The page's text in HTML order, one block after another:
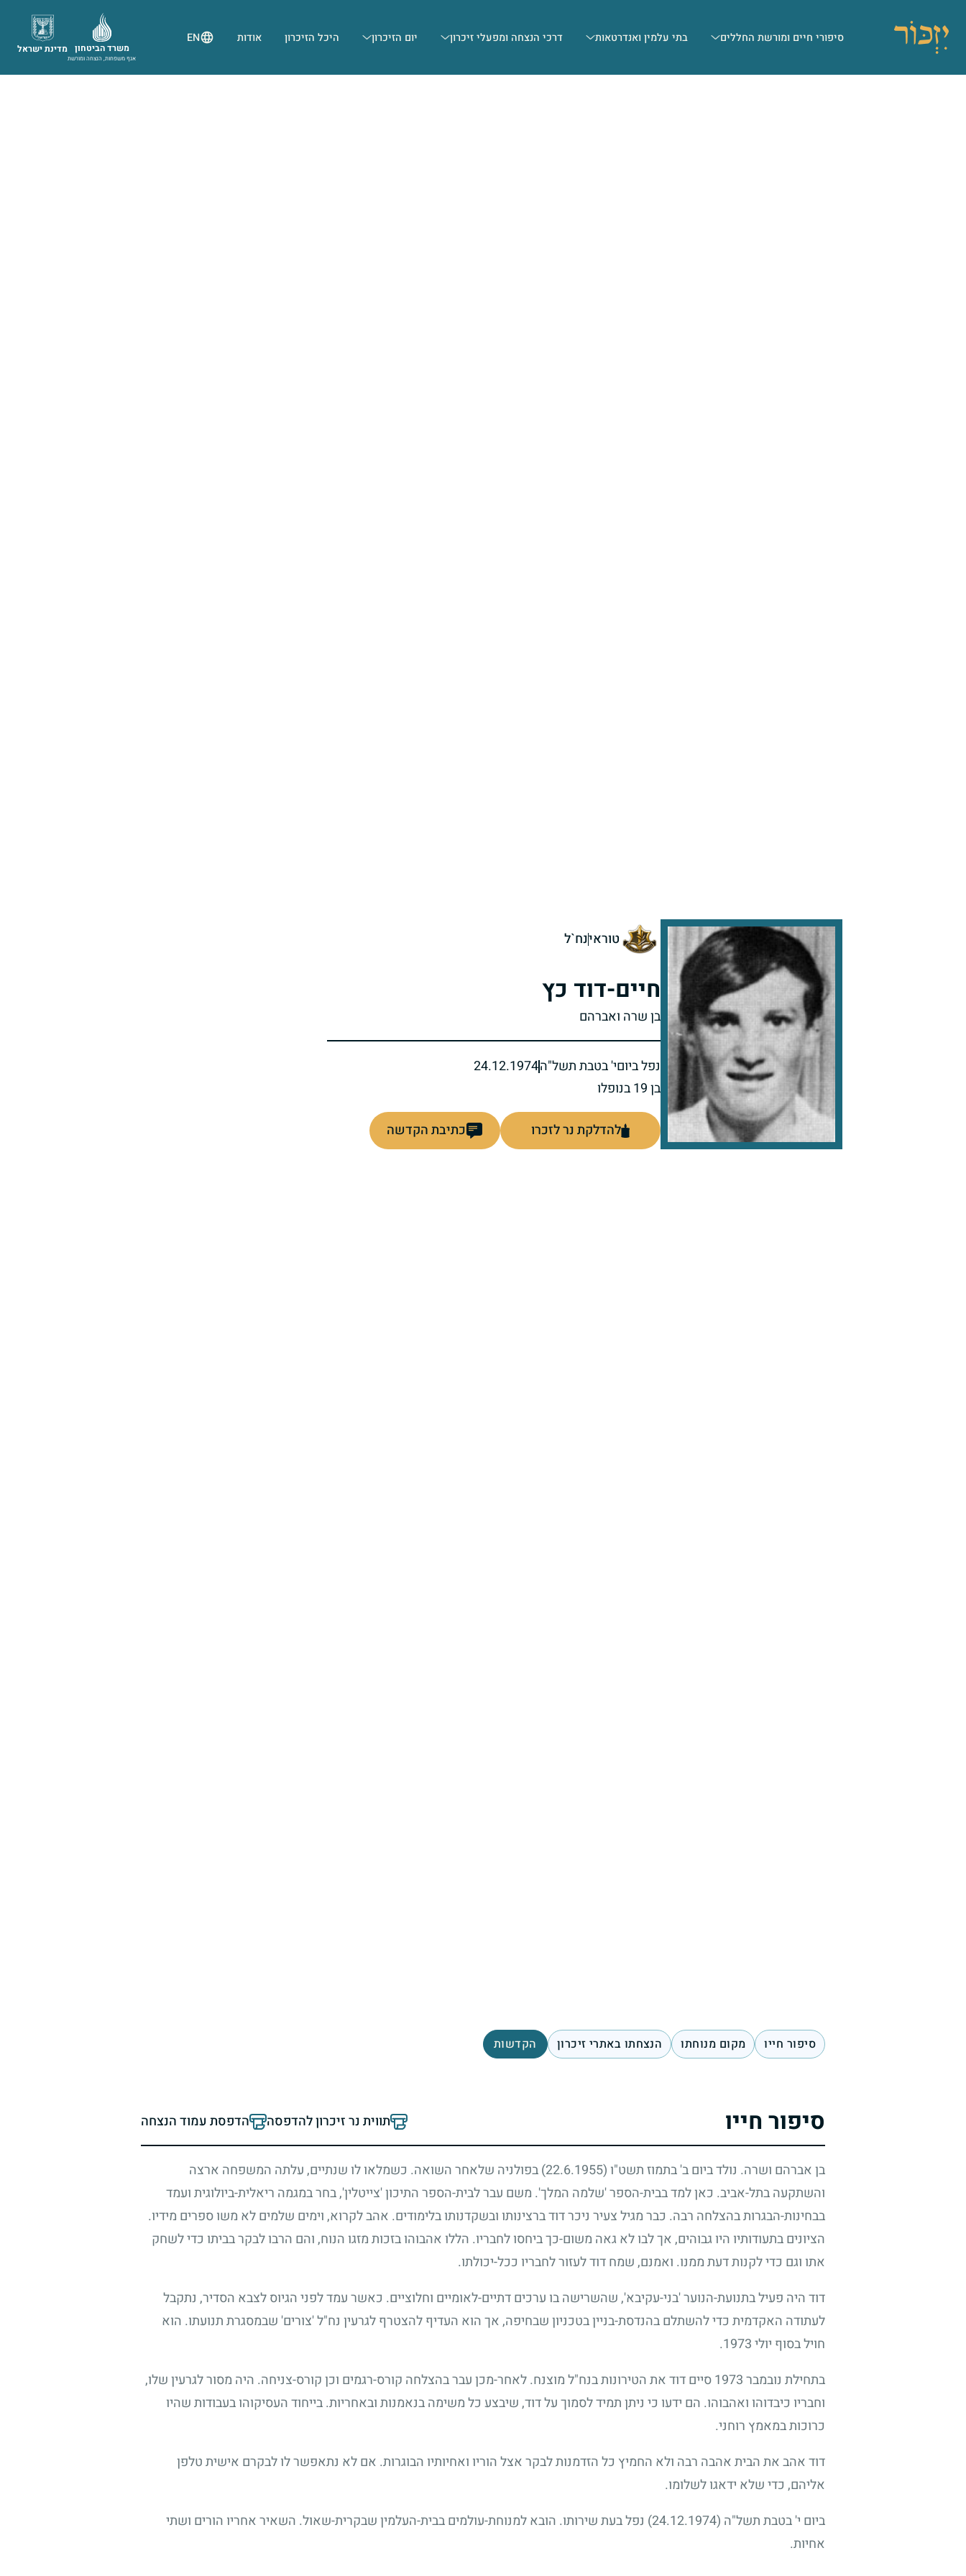
סיפורי חיים ומורשת החללים בתי עלמין ואנדרטאות דרכי הנצחה ומפעלי זיכרון יום הזיכרון היכל הזיכרון אודות EN
מדינת ישראל משרד הביטחון
אגף משפחות, הנצחה ומורשת
טוראינח`ל
חיים-דוד כץ
בן שרה ואברהם
נפל ביוםי' בטבת תשל"ה24.12.1974
בן 19 בנופלו
להדלקת נר לזכרו כתיבת הקדשה
סיפור חייו מקום מנוחתו הנצחתו באתרי זיכרון הקדשות
סיפור חייו תווית נר זיכרון להדפסה הדפסת עמוד הנצחה
בן אברהם ושרה. נולד ביום ב' בתמוז תשט"ו (22.6.1955)
בפולניה שלאחר השואה. כשמלאו לו שנתיים, עלתה המשפחה ארצה
והשתקעה בתל-אביב. כאן למד בבית-הספר 'שלמה המלך'. משם עבר לבית-הספר התיכון 'צייטלין', בחר במגמה ריאלית-ביולוגית ועמד
בבחינות-הבגרות בהצלחה רבה. כבר מגיל צעיר ניכר דוד ברצינותו ובשקדנותו בלימודים. אהב לקרוא, וימים שלמים לא משו ספרים מידיו.
הציונים בתעודותיו היו גבוהים, אך לבו לא גאה משום-כך ביחסו לחבריו. הללו אהבוהו בזכות מזגו הנוח, והם הרבו לבקר בביתו כדי לשחק
אתו וגם כדי לקנות דעת ממנו. ואמנם, שמח דוד לעזור לחבריו ככל-יכולתו.
דוד היה פעיל בתנועת-הנוער 'בני-עקיבא', שהשרישה בו ערכים דתיים-לאומיים וחלוציים. כאשר עמד לפני הגיוס לצבא הסדיר, נתקבל
לעתודה האקדמית כדי להשתלם בהנדסת-בניין בטכניון שבחיפה, אך הוא העדיף להצטרף לגרעין נח"ל 'צורים' שבמסגרת תנועתו. הוא
חויל בסוף יולי1973
.
בתחילת נובמבר1973סיים דוד את הטירונות בנח"ל מוצנח. לאחר-מכן עבר בהצלחה קורס-רגמים וכן קורס-צניחה. היה מסור לגרעין שלו,
וחבריו כיבדוהו ואהבוהו. הם ידעו כי ניתן תמיד לסמוך על דוד, שיבצע כל משימה בנאמנות ובאחריות. בייחוד העסיקוהו בעבודות שהיו
כרוכות במאמץ רוחני.
דוד אהב את הבית אהבה רבה ולא החמיץ כל הזדמנות לבקר אצל הוריו ואחיותיו הבוגרות. אם לא נתאפשר לו לבקרם אישית טלפן
אליהם, כדי שלא ידאגו לשלומו.
ביום י' בטבת תשל"ה (24.12.1974)
נפל בעת שירותו. הובא למנוחת-עולמים בבית-העלמין שבקרית-שאול. השאיר אחריו הורים ושתי
אחיות.